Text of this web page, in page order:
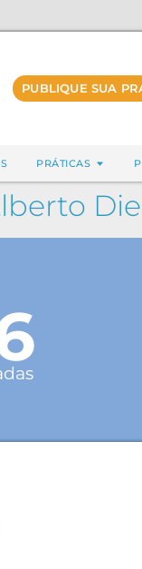
PUBLIQUE SUA
PRÁTICAS